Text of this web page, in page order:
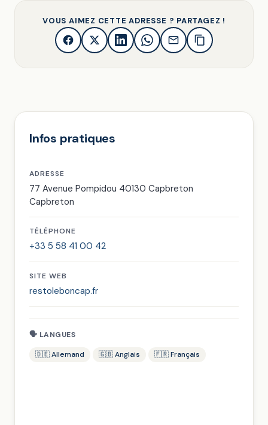
VOUS AIMEZ CETTE ADRESSE ? PARTAGEZ !
Infos pratiques
ADRESSE
77 Avenue Pompidou 40130 Capbreton
Capbreton
TÉLÉPHONE
+33 5 58 41 00 42
SITE WEB
restoleboncap.fr
🗣 LANGUES
🇩🇪 Allemand 🇬🇧 Anglais 🇫🇷 Français